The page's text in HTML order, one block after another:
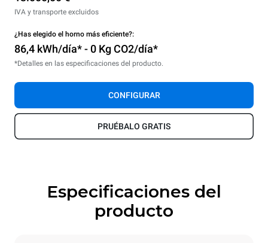
IVA y transporte excluidos
¿Has elegido el horno más eficiente?:
86,4 kWh/día* - 0 Kg CO2/día*
*Detalles en las especificaciones del producto.
CONFIGURAR
PRUÉBALO GRATIS
Especificaciones del
producto